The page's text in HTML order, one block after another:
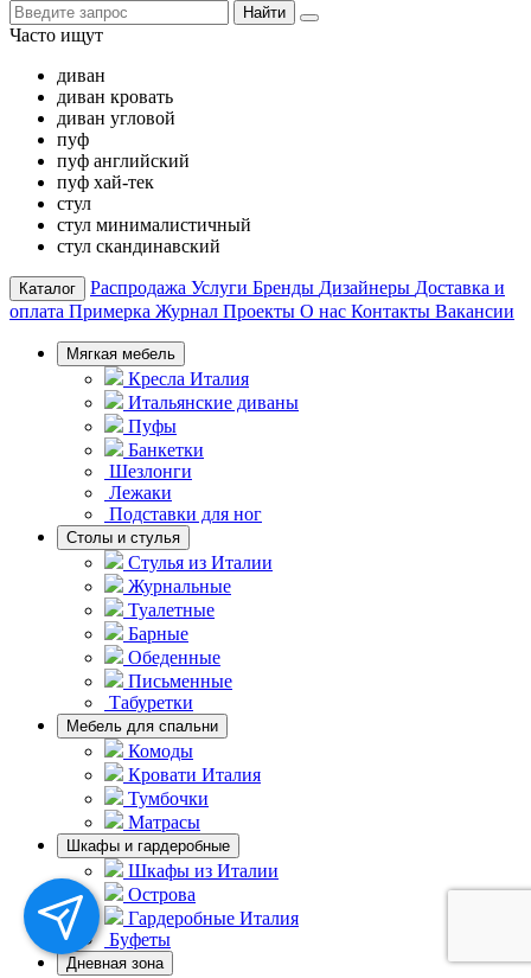
Найти
Часто ищут
диван
диван кровать
диван угловой
пуф
пуф английский
пуф хай-тек
стул
стул минималистичный
стул скандинавский
Каталог Распродажа Услуги Бренды Дизайнеры Доставка и
оплата Примерка Журнал Проекты О нас Контакты Вакансии
Мягкая мебель
Кресла Италия
Итальянские диваны
Пуфы
Банкетки
Шезлонги
Лежаки
Подставки для ног
Столы и стулья
Стулья из Италии
Журнальные
Туалетные
Барные
Обеденные
Письменные
Табуретки
Мебель для спальни
Комоды
Кровати Италия
Тумбочки
Матрасы
Шкафы и гардеробные
Шкафы из Италии
Острова
Гардеробные Италия
Буфеты
Дневная зона